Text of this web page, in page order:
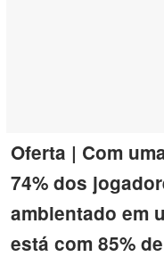
Oferta | Com
74% dos
ambientado em
está com 85%